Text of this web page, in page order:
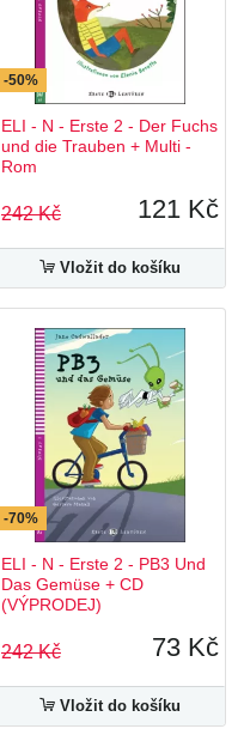
-50%
ELI - N - Erste 2 - Der Fuchs
und die Trauben + Multi -
Rom
242 Kč 121 Kč
Vložit do košíku
-70%
ELI - N - Erste 2 - PB3 Und
Das Gemüse + CD
(VÝPRODEJ)
242 Kč 73 Kč
Vložit do košíku